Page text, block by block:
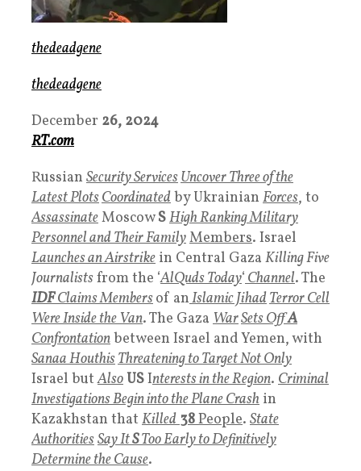
thedeadgene
thedeadgene
December 26, 2024
RT.com
Russian Security ServicesUncover Three of the
Latest PlotsCoordinatedby Ukrainian Forces, to
AssassinateMoscowSHigh Ranking Military
Personneland Their FamilyMembers. Israel
Launches an Airstrike in Central Gaza Killing Five
Journalistsfrom the ‘AlQuds Today‘Channel. The
IDFClaims Membersof anIslamic JihadTerror Cell
Were Inside the Van. The Gaza WarSets OffA
Confrontationbetween Israel and Yemen, with
Sanaa HouthisThreatening to Target Not Only
Israel butAlso USInterests in the Region. Criminal
Investigations Begin into the Plane Crash in
Kazakhstan that Killed 38People. State
AuthoritiesSay ItSToo Early to Definitively
Determine the Cause.